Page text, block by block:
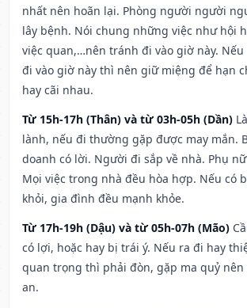
nhất nên hoãn lại. Phòng người người
lây bệnh. Nói chung những việc như hội
việc quan,…nên tránh đi vào giờ này.
đi vào giờ này thì nên giữ miệng để hạn
hay cãi nhau.
Từ 15h-17h (Thân) và từ 03h-05h (Dần)
lành, nếu đi thường gặp được may mắn.
doanh có lời. Người đi sắp về nhà. Phụ
Mọi việc trong nhà đều hòa hợp. Nếu có
khỏi, gia đình đều mạnh khỏe.
Từ 17h-19h (Dậu) và từ 05h-07h (Mão)
có lợi, hoặc hay bị trái ý. Nếu ra đi hay
quan trọng thì phải đòn, gặp ma quỷ
an.